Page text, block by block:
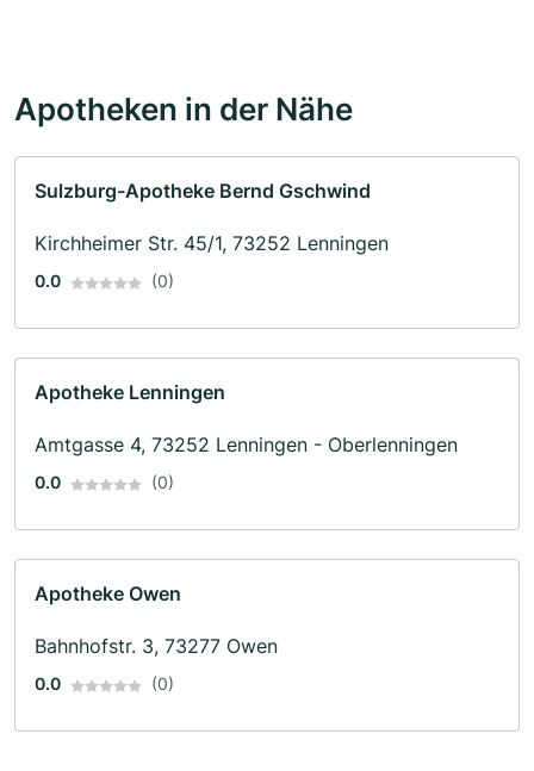
Apotheken in der Nähe
Sulzburg-Apotheke Bernd Gschwind
Kirchheimer Str. 45/1, 73252 Lenningen
0.0 (0)
Apotheke Lenningen
Amtgasse 4, 73252 Lenningen - Oberlenningen
0.0 (0)
Apotheke Owen
Bahnhofstr. 3, 73277 Owen
0.0 (0)